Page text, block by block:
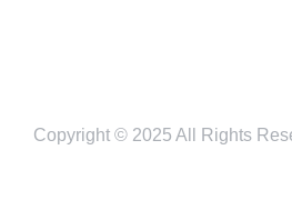
Copyright © 2025 All Rights